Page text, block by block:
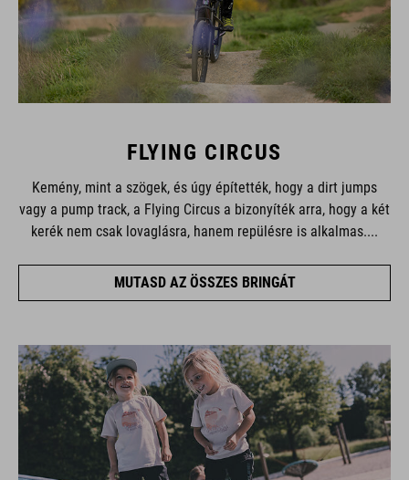
FLYING CIRCUS
Kemény, mint a szögek, és úgy építették, hogy a dirt jumps
vagy a pump track, a Flying Circus a bizonyíték arra, hogy a két
kerék nem csak lovaglásra, hanem repülésre is alkalmas....
MUTASD AZ ÖSSZES BRINGÁT